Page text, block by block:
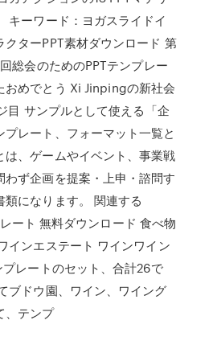
キーワード：ヨガスライドイ
クターPPT素材ダウンロード 第
総会のためのPPTテンプレー
おめでとう Xi Jinpingの新社会
目 サンプルとして使える「企
レート、フォーマット一覧と
は、ゲームやイベント、事業戦
ず企画を提案・上申・諮問す
類になります。 関連する
ート 無料ダウンロード 食べ物
インエステート ワインワイン
レートのセット、合計26で
ブドウ園、ワイン、ワイング
、テンプ